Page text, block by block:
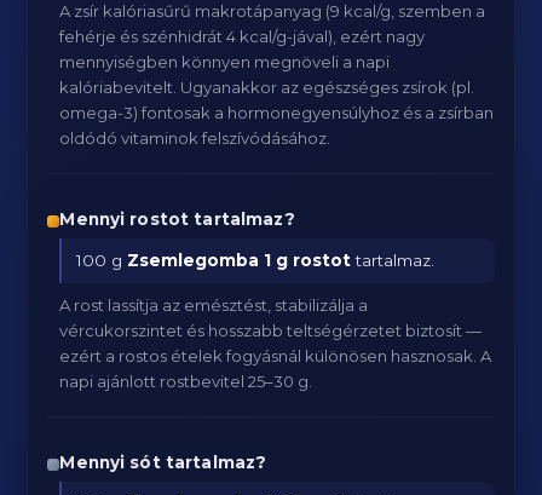
A zsír kalóriasűrű makrotápanyag (9 kcal/g, szemben a
fehérje és szénhidrát 4 kcal/g-jával), ezért nagy
mennyiségben könnyen megnöveli a napi
kalóriabevitelt. Ugyanakkor az egészséges zsírok (pl.
omega-3) fontosak a hormonegyensúlyhoz és a zsírban
oldódó vitaminok felszívódásához.
Mennyi rostot tartalmaz?
100 g Zsemlegomba 1 g rostottartalmaz.
A rost lassítja az emésztést, stabilizálja a
vércukorszintet és hosszabb teltségérzetet biztosít —
ezért a rostos ételek fogyásnál különösen hasznosak. A
napi ajánlott rostbevitel 25–30 g.
Mennyi sót tartalmaz?